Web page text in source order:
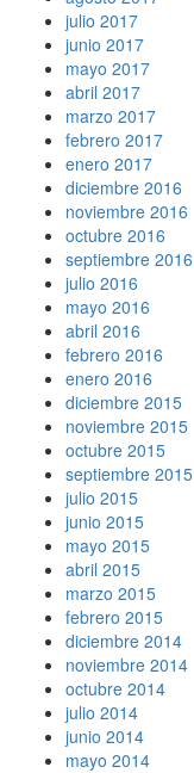
julio 2017
junio 2017
mayo 2017
abril 2017
marzo 2017
febrero 2017
enero 2017
diciembre 2016
noviembre 2016
octubre 2016
septiembre 2016
julio 2016
mayo 2016
abril 2016
febrero 2016
enero 2016
diciembre 2015
noviembre 2015
octubre 2015
septiembre 2015
julio 2015
junio 2015
mayo 2015
abril 2015
marzo 2015
febrero 2015
diciembre 2014
noviembre 2014
octubre 2014
julio 2014
junio 2014
mayo 2014